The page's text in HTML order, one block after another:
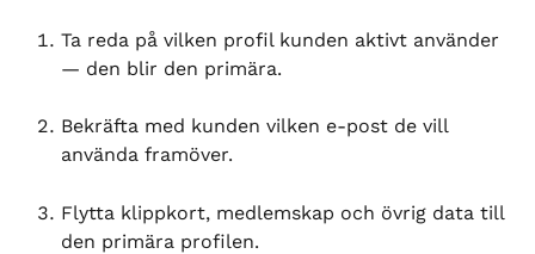
Ta reda på vilken profil kunden aktivt använder
— den blir den primära.
Bekräfta med kunden vilken e-post de vill
använda framöver.
Flytta klippkort, medlemskap och övrig data till
den primära profilen.